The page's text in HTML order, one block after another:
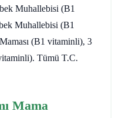
Muhallebisi (B1
Muhallebisi (B1
(B1 vitaminli), 3
Tümü T.C.
Mama